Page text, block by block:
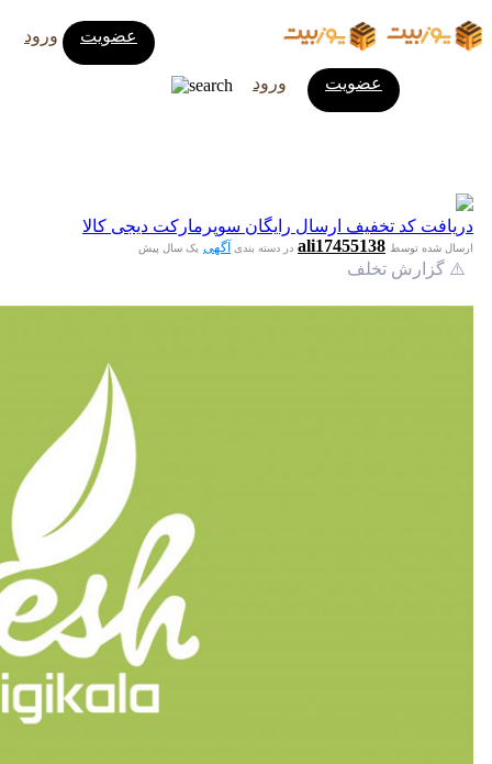
ورود عضویت
ورود عضویت
دریافت کد تخفیف ارسال رایگان سوپرمارکت دیجی کالا
ارسال شده توسط ali17455138 در دسته بندی آگهی یک سال پیش
⚠️ گزارش تخلف